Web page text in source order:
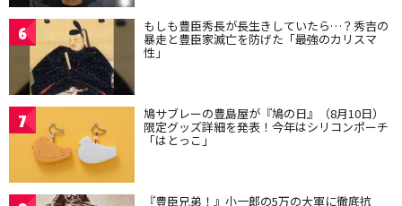
6 もしも豊臣秀長が長生きしていたら…？秀吉の
暴走と豊臣家滅亡を防げた「最強のカリスマ
性」
7 鳩サブレーの豊島屋が『鳩の日』（8月10日）
限定グッズ詳細を発表！今年はシリコンポーチ
「はとっこ」
『豊臣兄弟！』小一郎の5万の大軍に徹底抗